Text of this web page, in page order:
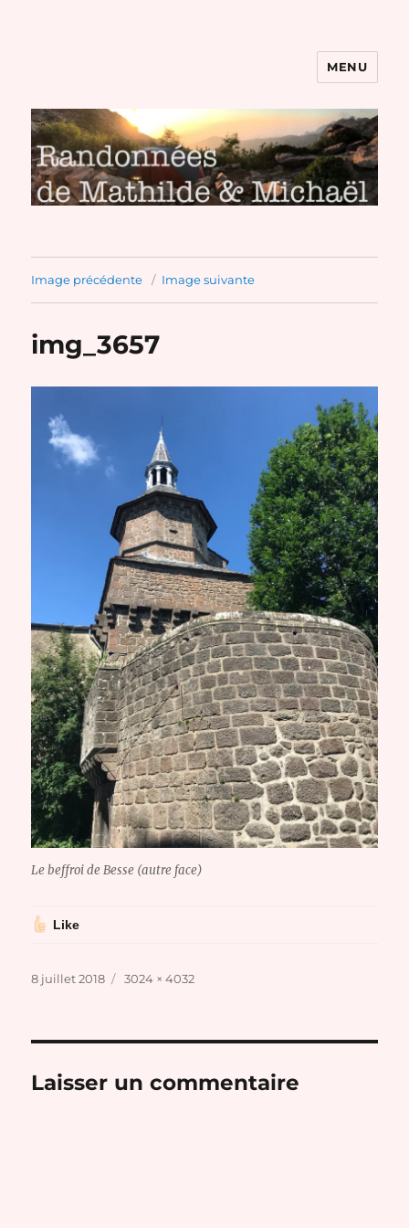
Randonnées de Mathilde et
Michaël
MENU
Image précédente Image suivante
img_3657
Le beffroi de Besse (autre face)
Like
Publié
8 juillet 2018
Taille
3024 × 4032
Laisser un commentaire